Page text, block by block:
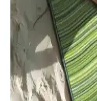
Mandella Zeugma
Takımı: Estetik ve
Mandella Zeugma 70x120
malzeme ve şık
sunar, uzun ömür ve kolay
Toru Bahçe Beyaz
50 Lt